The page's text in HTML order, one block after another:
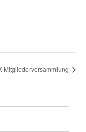
Mitgliederversammlung